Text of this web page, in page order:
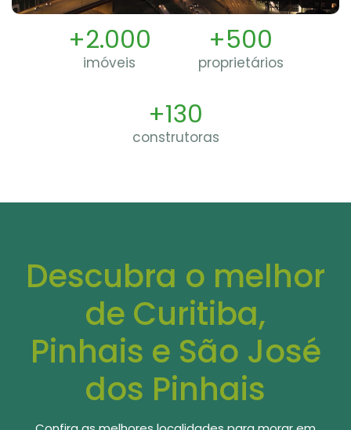
+2.000
imóveis
+500
proprietários
+130
construtoras
Descubra o melhor
de Curitiba,
Pinhais e São José
dos Pinhais